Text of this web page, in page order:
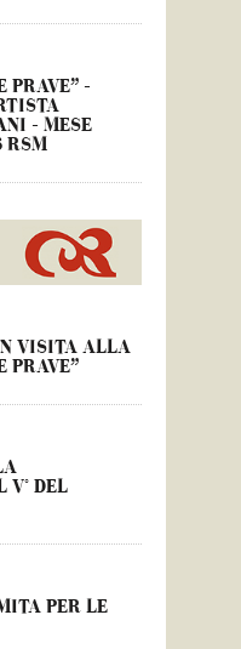
PRAVE” –
– MESE
RSM
VISITA ALLA
PRAVE”
V° DEL
PER LE